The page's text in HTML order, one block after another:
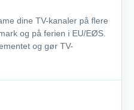
dine TV-kanaler på flere
og på ferien i EU/EØS.
og gør TV-